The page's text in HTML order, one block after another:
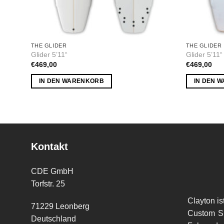
THE GLIDER
Glider 5’11“
€469,00
IN DEN WARENKORB
THE GLIDER
Glider 5’11“
€469,00
IN DEN
Kontakt
CDE GmbH
Torfstr. 25
71229 Leonberg
Deutschland
Clayton
Custom